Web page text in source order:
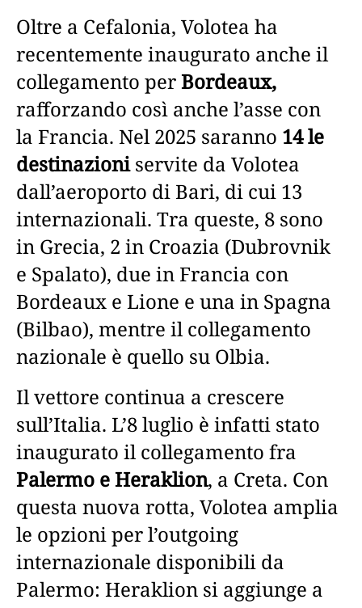
Oltre a Cefalonia, Volotea ha
recentemente inaugurato anche il
collegamento perBordeaux,
rafforzando così anche l’asse con
la Francia. Nel 2025 saranno 14 le
destinazioniservite da Volotea
dall’aeroporto di Bari, di cui 13
internazionali. Tra queste, 8 sono
in Grecia, 2 in Croazia (Dubrovnik
e Spalato), due in Francia con
Bordeaux e Lione e una in Spagna
(Bilbao), mentre il collegamento
nazionale è quello su Olbia.
Il vettore continua a crescere
sull’Italia. L’8 luglio è infatti stato
inaugurato il collegamento fra
Palermo eHeraklion, a Creta. Con
questa nuova rotta, Volotea amplia
le opzioni per l’outgoing
internazionale disponibili da
Palermo: Heraklion si aggiunge a